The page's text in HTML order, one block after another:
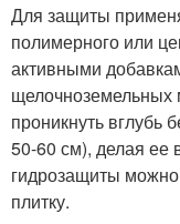
Для защиты
полимерного или
активными
щелочноземельных
проникнуть вглубь
50-60 см), делая ее
гидрозащиты
плитку.